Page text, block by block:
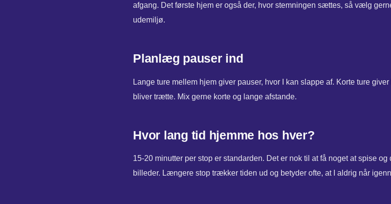
afgang. Det første hjem er også der, hvor stemningen sættes, så vælg
udemiljø.
Planlæg pauser ind
Lange ture mellem hjem giver pauser, hvor I kan slappe af. Korte ture
bliver trætte. Mix gerne korte og lange afstande.
Hvor lang tid hjemme hos hver?
15-20 minutter per stop er standarden. Det er nok til at få noget at spise
billeder. Længere stop trækker tiden ud og betyder ofte, at I aldrig når